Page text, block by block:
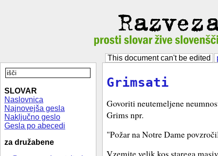
This document can't be edited
SLOVAR
Naslovnica
Najnovejša gesla
Naključno geslo
Gesla po abecedi
za družabene
Grimsati
Govoriti neutemeljene
Grims npr.
"Požar na Notre Dame